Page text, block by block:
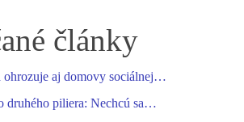
gr
m
ed
re
články
ohrozuje aj domovy sociálnej…
druhého piliera: Nechcú sa…